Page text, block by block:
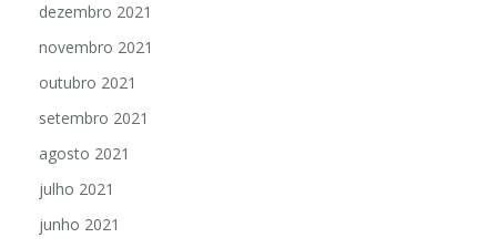
dezembro 2021
novembro 2021
outubro 2021
setembro 2021
agosto 2021
julho 2021
junho 2021